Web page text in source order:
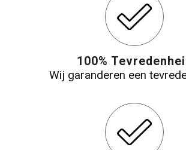
100%
Wij garanderen een